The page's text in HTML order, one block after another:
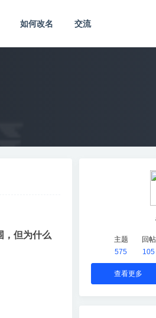
如何改名 交流
，但为什么
主题
575
回帖
105
查看更多